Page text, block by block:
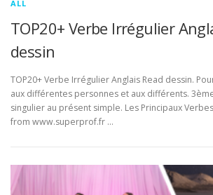
ALL
TOP20+ Verbe Irrégulier
dessin
TOP20+ Verbe Irrégulier Anglais Read dessin.
aux différentes personnes et aux différents.
singulier au présent simple. Les Principaux
from www.superprof.fr …